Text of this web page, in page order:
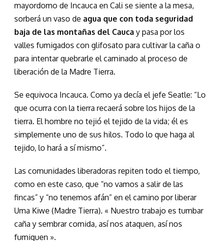
mayordomo de Incauca en Cali se siente a la mesa,
sorberá un vaso de agua que con toda seguridad
baja de las montañas del Cauca y pasa por los
valles fumigados con glifosato para cultivar la caña o
para intentar quebrarle el caminado al proceso de
liberación de la Madre Tierra.
Se equivoca Incauca. Como ya decía el jefe Seatle: “Lo
que ocurra con la tierra recaerá sobre los hijos de la
tierra. El hombre no tejió el tejido de la vida; él es
simplemente uno de sus hilos. Todo lo que haga al
tejido, lo hará a sí mismo”.
Las comunidades liberadoras repiten todo el tiempo,
como en este caso, que “no vamos a salir de las
fincas” y “no tenemos afán” en el camino por liberar
Uma Kiwe (Madre Tierra). « Nuestro trabajo es tumbar
caña y sembrar comida, así nos ataquen, así nos
fumiguen ».